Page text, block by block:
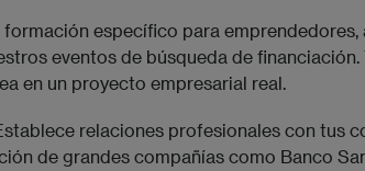
específico para emprendedores,
eventos de búsqueda de financiación.
en un proyecto empresarial real.
relaciones profesionales con tus
de grandes compañías como Banco